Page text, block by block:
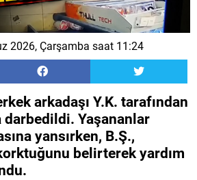
2026, Çarşamba saat 11:24
arkadaşı Y.K. tarafından
darbedildi. Yaşananlar
yansırken, B.Ş.,
belirterek yardım